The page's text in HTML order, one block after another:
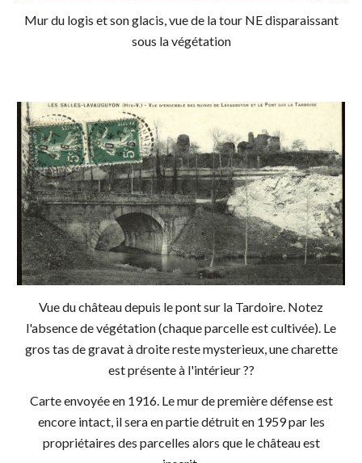
Mur du logis et son glacis, vue de la tour NE disparaissant
sous la végétation
Vue duchâteaudepuis le pont sur la Tardoire. Notez
l'absence de végétation (chaque parcelle est cultivée). Le
gros tas de gravat à droite reste mysterieux, une charette
est présente à l'intérieur ??
Carte envoyée en 1916. Le mur de première défense est
encore intact, il sera en partie détruit en 1959 par les
propriétaires des parcelles alors que le château est